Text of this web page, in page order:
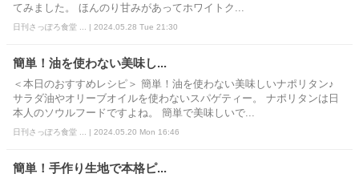
てみました。 ほんのり甘みがあってホワイトク...
日刊さっぽろ食堂 ... | 2024.05.28 Tue 21:30
簡単！油を使わない美味し...
＜本日のおすすめレシピ＞ 簡単！油を使わない美味しいナポリタン♪
サラダ油やオリーブオイルを使わないスパゲティー。 ナポリタンは日
本人のソウルフードですよね。 簡単で美味しいで...
日刊さっぽろ食堂 ... | 2024.05.20 Mon 16:46
簡単！手作り生地で本格ピ...